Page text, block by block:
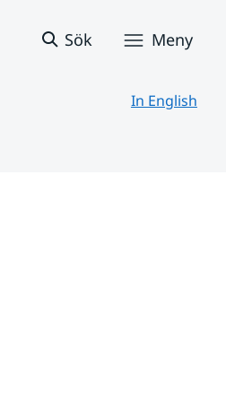
Sök Meny
In English